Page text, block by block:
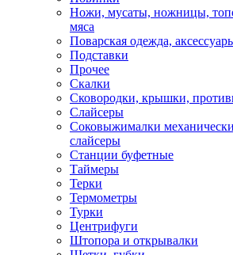
Ножи, мусаты, ножницы,
мяса
Поварская одежда,
Подставки
Прочее
Скалки
Сковородки, крышки,
Слайсеры
Соковыжималки
слайсеры
Станции буфетные
Таймеры
Терки
Термометры
Турки
Центрифуги
Штопора и открывалки